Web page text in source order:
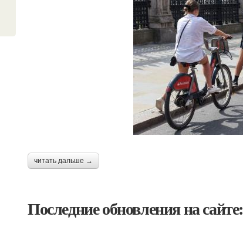
читать дальше →
Последние обновления на сайте: